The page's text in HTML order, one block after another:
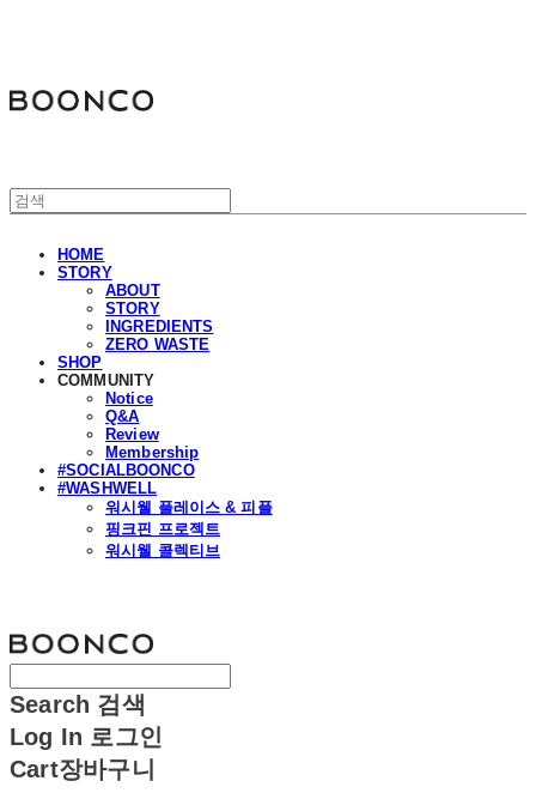
HOME
STORY
ABOUT
STORY
INGREDIENTS
ZERO WASTE
SHOP
COMMUNITY
Notice
Q&A
Review
Membership
#SOCIALBOONCO
#WASHWELL
워시웰 플레이스 & 피플
핑크핀 프로젝트
워시웰 콜렉티브
Search 검색
Log In 로그인
Cart장바구니